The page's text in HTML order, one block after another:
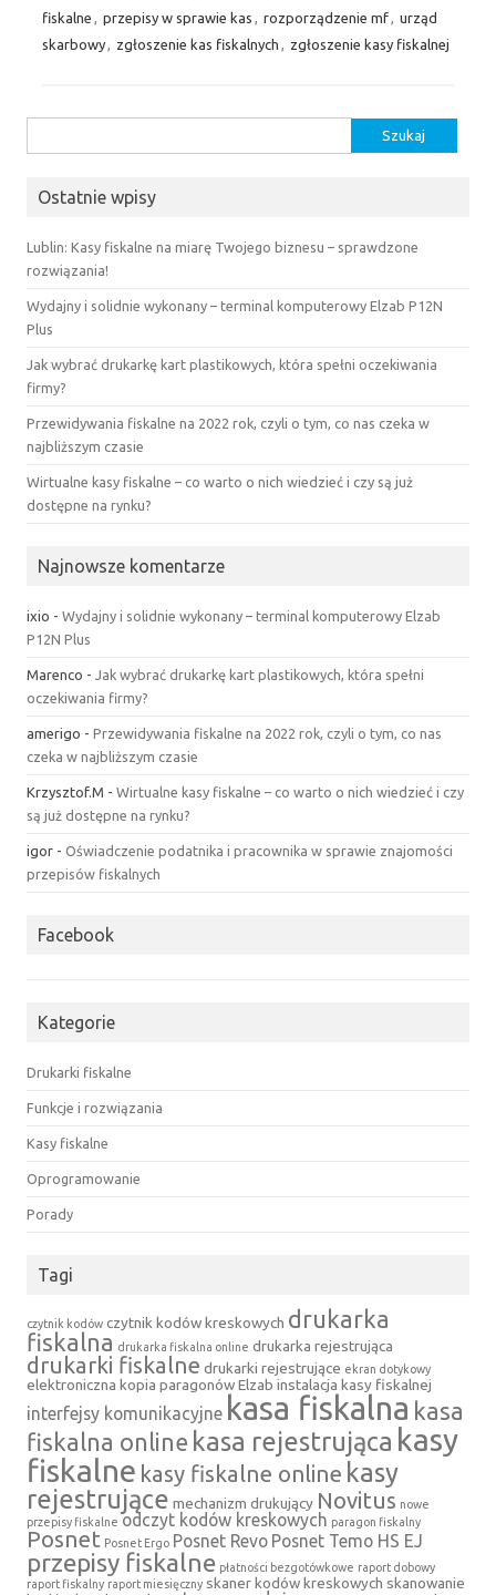
fiskalne , przepisy w sprawie kas , rozporządzenie mf, urząd
skarbowy, zgłoszenie kas fiskalnych , zgłoszenie kasy fiskalnej
Ostatnie wpisy
Lublin: Kasy fiskalne na miarę Twojego biznesu – sprawdzone
rozwiązania!
Wydajny i solidnie wykonany – terminal komputerowy Elzab P12N
Plus
Jak wybrać drukarkę kart plastikowych, która spełni oczekiwania
firmy?
Przewidywania fiskalne na 2022 rok, czyli o tym, co nas czeka w
najbliższym czasie
Wirtualne kasy fiskalne – co warto o nich wiedzieć i czy są już
dostępne na rynku?
Najnowsze komentarze
ixio - Wydajny i solidnie wykonany – terminal komputerowy Elzab
P12N Plus
Marenco - Jak wybrać drukarkę kart plastikowych, która spełni
oczekiwania firmy?
amerigo - Przewidywania fiskalne na 2022 rok, czyli o tym, co nas
czeka w najbliższym czasie
Krzysztof.M - Wirtualne kasy fiskalne – co warto o nich wiedzieć i czy
są już dostępne na rynku?
igor - Oświadczenie podatnika i pracownika w sprawie znajomości
przepisów fiskalnych
Facebook
Kategorie
Drukarki fiskalne
Funkcje i rozwiązania
Kasy fiskalne
Oprogramowanie
Porady
Tagi
czytnik kodów czytnik kodów kreskowych drukarka
fiskalna drukarka fiskalna online drukarka rejestrująca
drukarki fiskalne drukarki rejestrujące ekran dotykowy
elektroniczna kopia paragonówElzab instalacja kasy fiskalnej
interfejsy komunikacyjne kasa fiskalna kasa
fiskalna online kasa rejestrująca kasy
fiskalne kasy fiskalne online kasy
rejestrujące mechanizm drukujący Novitus nowe
przepisy fiskalne odczyt kodów kreskowych paragon fiskalny
Posnet Posnet Ergo Posnet Revo Posnet Temo HS EJ
przepisy fiskalne płatności bezgotówkowe raport dobowy
raport fiskalny raport miesięczny skaner kodów kreskowych skanowanie